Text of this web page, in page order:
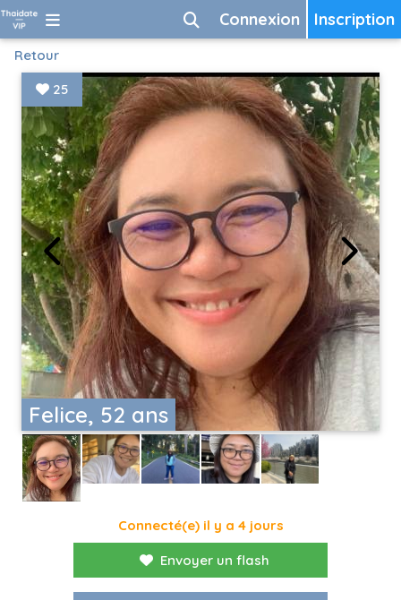
Inscription
Connexion
Retour
Felice, 52 ans
25
Connecté(e) il y a 4 jours
Envoyer un flash